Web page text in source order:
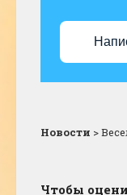
Новости >
Чтобы